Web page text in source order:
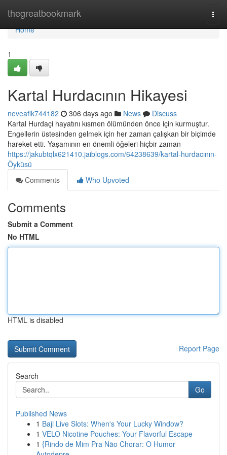
thegreatbookmark
Home
Home
1
Kartal Hurdacının Hikayesi
neveafik744182 306 days ago News
Discuss
Kartal Hurdaçi hayatını kısmen ölümünden önce için kurmuştur.
Engellerin üstesinden gelmek için her zaman çalışkan bir biçimde
hareket etti. Yaşamının en önemli öğeleri hiçbir zaman
https://jakubtqlx621410.jaiblogs.com/64238639/kartal-hurdacının-
Öyküsü
Comments
Who Upvoted
Comments
Submit a Comment
No HTML
HTML is disabled
Report Page
Search
Go
Published News
1 Baji Live Slots: When's Your Lucky Window?
1 VELO Nicotine Pouches: Your Flavorful Escape
1 {Rindo de Mim Pra Não Chorar: O Humor